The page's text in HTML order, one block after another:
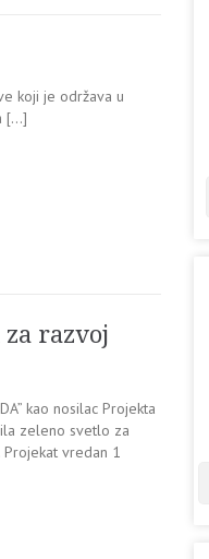
koji je održava u
[…]
razvoj
kao nosilac Projekta
zeleno svetlo za
vredan 1